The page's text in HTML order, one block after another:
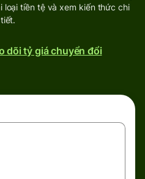
loại tiền tệ và xem kiến thức chi
tiết.
dõi tỷ giá chuyển đổi